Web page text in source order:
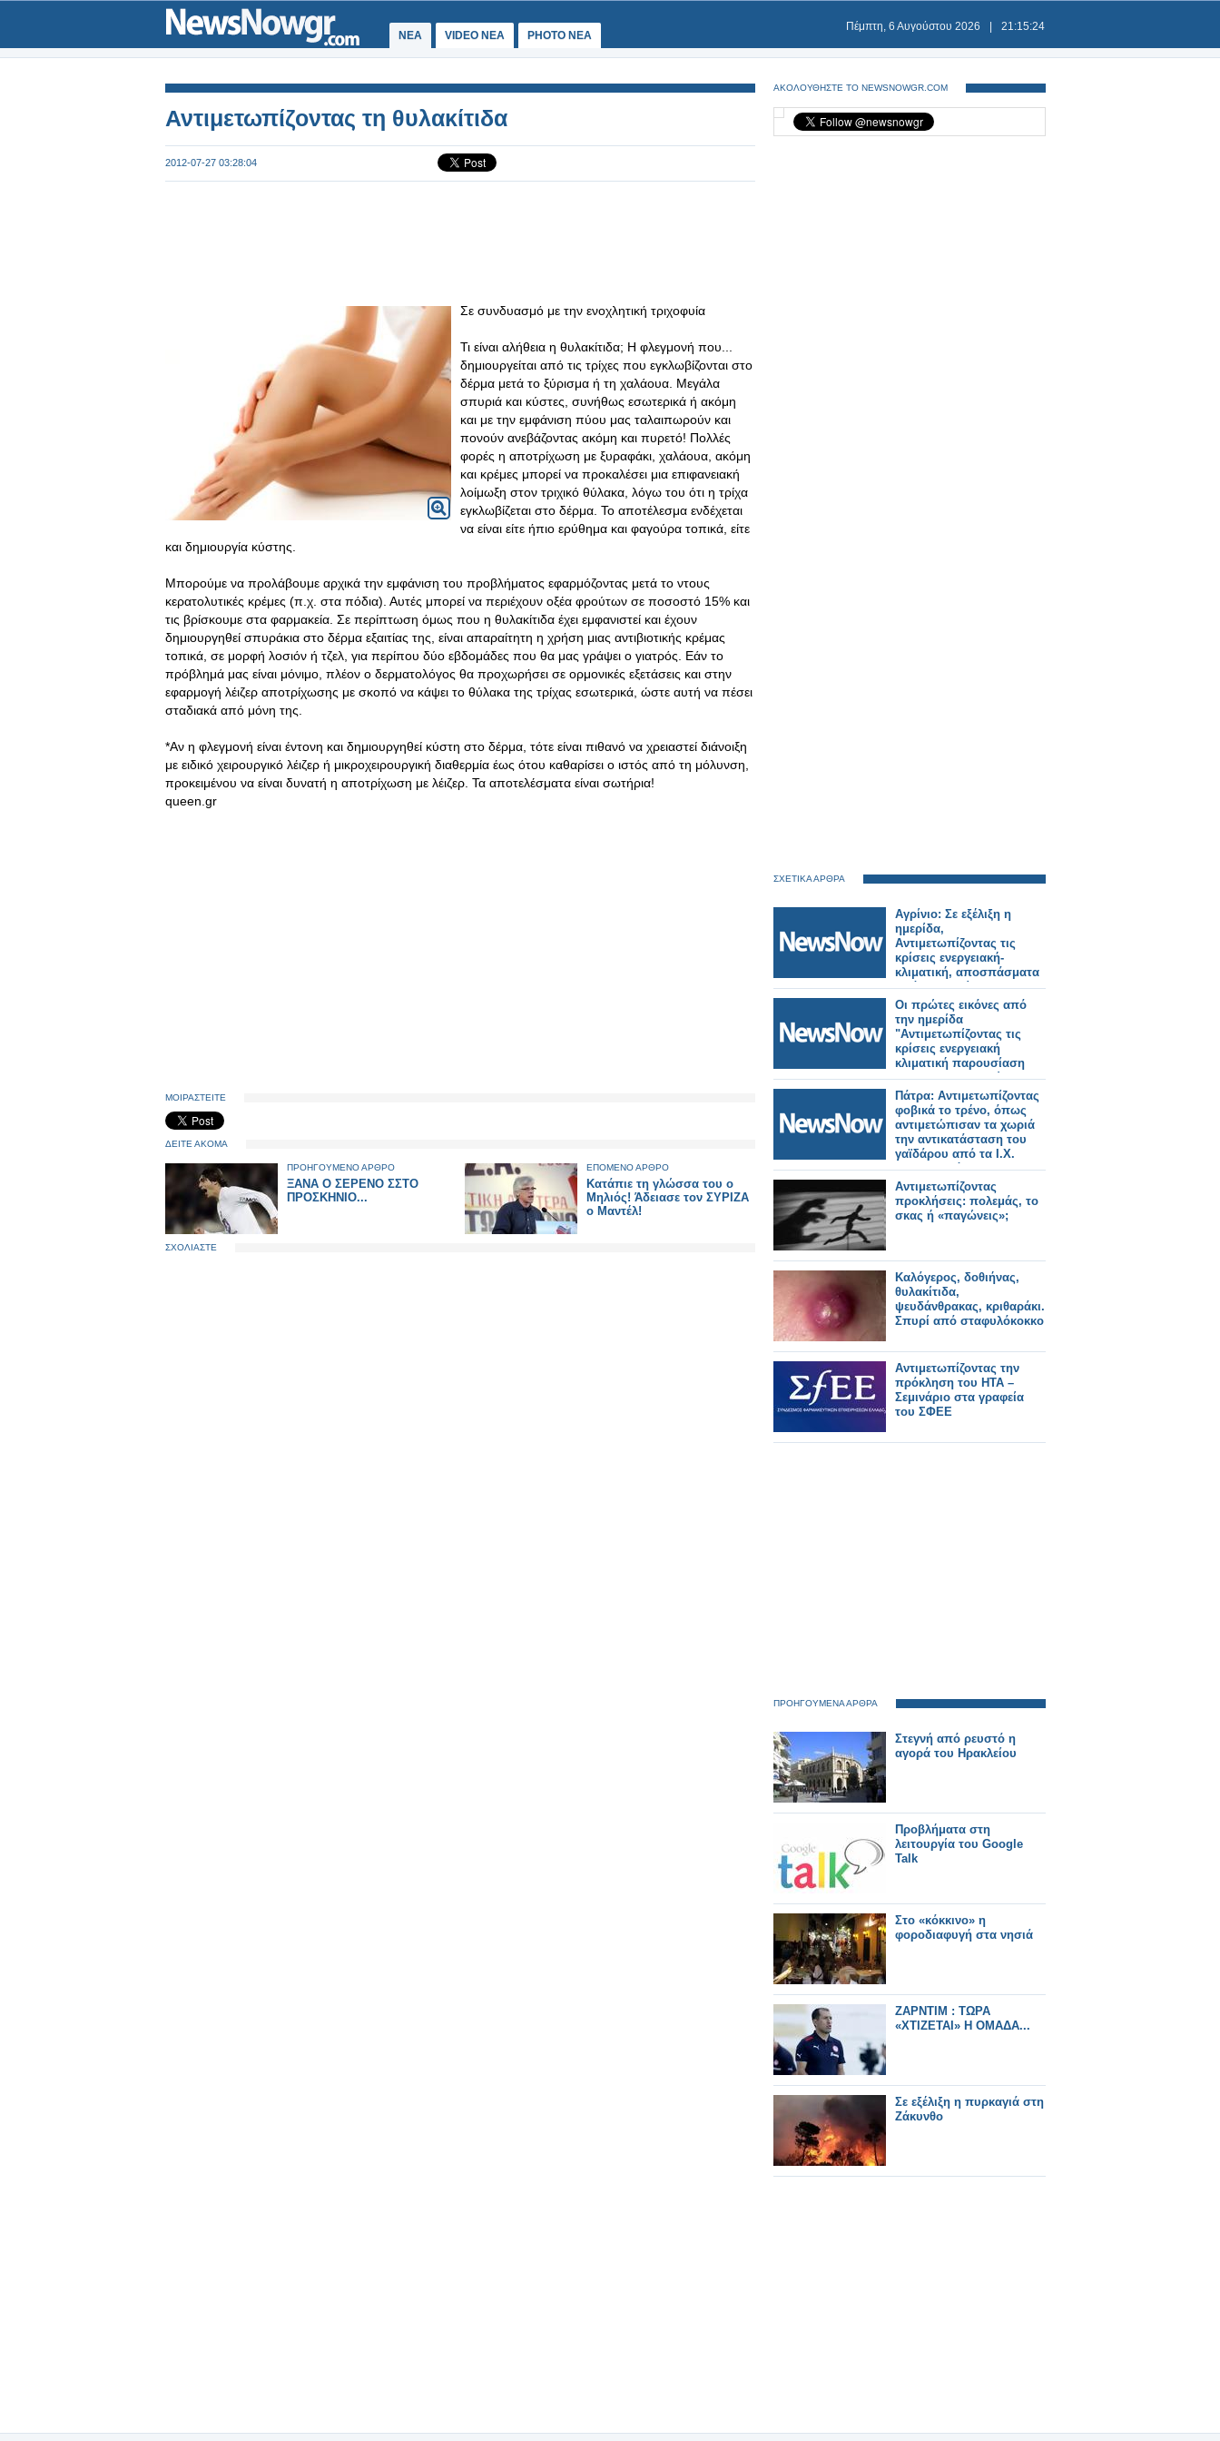
ΝΕΑ VIDEO NEA PHOTO NEA
Πέμπτη, 6 Αυγούστου 2026 21:15:25
Αντιμετωπίζοντας τη θυλακίτιδα
2012-07-27 03:28:04
Σε συνδυασμό με την ενοχλητική τριχοφυία
Τι είναι αλήθεια η θυλακίτιδα; Η φλεγμονή που...
δημιουργείται από τις τρίχες που εγκλωβίζονται στο
δέρμα μετά το ξύρισμα ή τη χαλάουα. Μεγάλα
σπυριά και κύστες, συνήθως εσωτερικά ή ακόμη
και με την εμφάνιση πύου μας ταλαιπωρούν και
πονούν ανεβάζοντας ακόμη και πυρετό! Πολλές
φορές η αποτρίχωση με ξυραφάκι, χαλάουα, ακόμη
και κρέμες μπορεί να προκαλέσει μια επιφανειακή
λοίμωξη στον τριχικό θύλακα, λόγω του ότι η τρίχα
εγκλωβίζεται στο δέρμα. Το αποτέλεσμα ενδέχεται
να είναι είτε ήπιο ερύθημα και φαγούρα τοπικά, είτε
και δημιουργία κύστης.
Μπορούμε να προλάβουμε αρχικά την εμφάνιση του προβλήματος εφαρμόζοντας μετά το ντους
κερατολυτικές κρέμες (π.χ. στα πόδια). Αυτές μπορεί να περιέχουν οξέα φρούτων σε ποσοστό 15% και
τις βρίσκουμε στα φαρμακεία. Σε περίπτωση όμως που η θυλακίτιδα έχει εμφανιστεί και έχουν
δημιουργηθεί σπυράκια στο δέρμα εξαιτίας της, είναι απαραίτητη η χρήση μιας αντιβιοτικής κρέμας
τοπικά, σε μορφή λοσιόν ή τζελ, για περίπου δύο εβδομάδες που θα μας γράψει ο γιατρός. Εάν το
πρόβλημά μας είναι μόνιμο, πλέον ο δερματολόγος θα προχωρήσει σε ορμονικές εξετάσεις και στην
εφαρμογή λέιζερ αποτρίχωσης με σκοπό να κάψει το θύλακα της τρίχας εσωτερικά, ώστε αυτή να πέσει
σταδιακά από μόνη της.
*Αν η φλεγμονή είναι έντονη και δημιουργηθεί κύστη στο δέρμα, τότε είναι πιθανό να χρειαστεί διάνοιξη
με ειδικό χειρουργικό λέιζερ ή μικροχειρουργική διαθερμία έως ότου καθαρίσει ο ιστός από τη μόλυνση,
προκειμένου να είναι δυνατή η αποτρίχωση με λέιζερ. Τα αποτελέσματα είναι σωτήρια!
queen.gr
ΜΟΙΡΑΣΤΕΙΤΕ
ΔΕΙΤΕ ΑΚΟΜΑ
ΠΡΟΗΓΟΥΜΕΝΟ ΑΡΘΡΟ
ΞΑΝΑ Ο ΣΕΡΕΝΟ ΣΣΤΟ
ΠΡΟΣΚΗΝΙΟ...
ΕΠΟΜΕΝΟ ΑΡΘΡΟ
Κατάπιε τη γλώσσα του ο
Μηλιός! Άδειασε τον ΣΥΡΙΖΑ
ο Μαντέλ!
ΣΧΟΛΙΑΣΤΕ
ΑΚΟΛΟΥΘΗΣΤΕ ΤΟ NEWSNOWGR.COM
ΣΧΕΤΙΚΑ ΑΡΘΡΑ
Αγρίνιο: Σε εξέλιξη η
ημερίδα,
Αντιμετωπίζοντας τις
κρίσεις ενεργειακή-
κλιματική, αποσπάσματα
από τις ομιλίες.
Οι πρώτες εικόνες από
την ημερίδα
"Αντιμετωπίζοντας τις
κρίσεις ενεργειακή
κλιματική παρουσίαση
του περιφερειακού
σχεδίου" της Περιφέρειας
Δυτικής Ελλάδας
Πάτρα: Αντιμετωπίζοντας
φοβικά το τρένο, όπως
αντιμετώπισαν τα χωριά
την αντικατάσταση του
γαϊδάρου από τα Ι.Χ.
του... διαβόλου
Αντιμετωπίζοντας
προκλήσεις: πολεμάς, το
σκας ή «παγώνεις»;
Καλόγερος, δοθιήνας,
θυλακίτιδα,
ψευδάνθρακας, κριθαράκι.
Σπυρί από σταφυλόκοκκο
Αντιμετωπίζοντας την
πρόκληση του ΗΤΑ –
Σεμινάριο στα γραφεία
του ΣΦΕΕ
ΠΡΟΗΓΟΥΜΕΝΑ ΑΡΘΡΑ
Στεγνή από ρευστό η
αγορά του Ηρακλείου
Προβλήματα στη
λειτουργία του Google
Talk
Στο «κόκκινο» η
φοροδιαφυγή στα νησιά
ΖΑΡΝΤΙΜ : ΤΩΡΑ
«ΧΤΙΖΕΤΑΙ» Η ΟΜΑΔΑ...
Σε εξέλιξη η πυρκαγιά στη
Ζάκυνθο